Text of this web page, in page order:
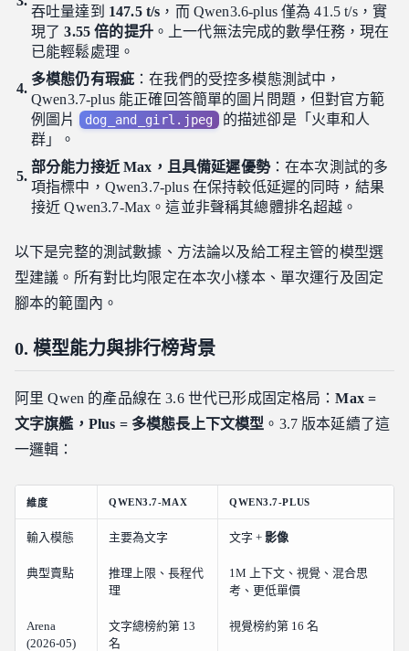
吞吐量達到 147.5 t/s ，而 Qwen3.6-plus 僅為 41.5 t/s，實
現了3.55 倍的提升。上一代無法完成的數學任務，現在
已能輕鬆處理。
多模態仍有瑕疵 ：在我們的受控多模態測試中，
Qwen3.7-plus 能正確回答簡單的圖片問題，但對官方範
例圖片
dog_and_girl.jpeg 的描述卻是「火車和人
群」。
部分能力接近 Max，且具備延遲優勢：在本次測試的多
項指標中，Qwen3.7-plus 在保持較低延遲的同時，結果
接近 Qwen3.7-Max。這並非聲稱其總體排名超越。
以下是完整的測試數據、方法論以及給工程主管的模型選
型建議。所有對比均限定在本次小樣本、單次運行及固定
腳本的範圍內。
0. 模型能力與排行榜背景
阿里 Qwen 的產品線在 3.6 世代已形成固定格局：Max =
文字旗艦，Plus = 多模態長上下文模型 。3.7 版本延續了這
一邏輯：
維度 QWEN3.7-MAX QWEN3.7-PLUS
輸入模態 主要為文字 文字 + 影像
典型賣點
推理上限、長程代
理
1M 上下文、視覺、混合思
考、更低單價
Arena
(2026-05)
文字總榜約第 13
名
視覺榜約第 16 名